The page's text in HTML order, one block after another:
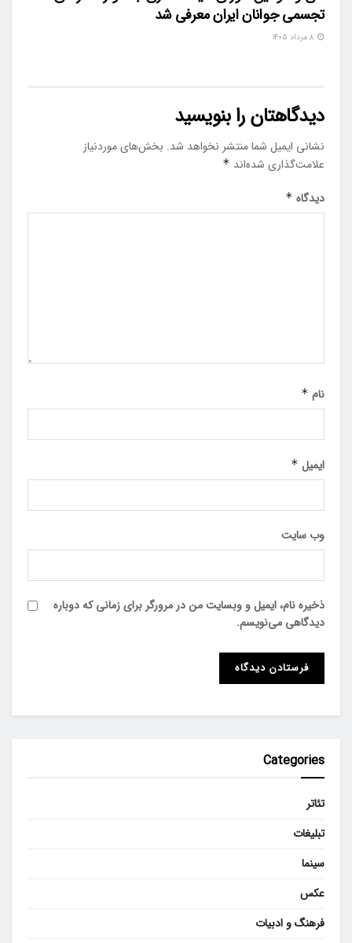
تجسمی جوانان ایران معرفی شد
دیدگاهتان را بنویسید
نشانی ایمیل شما منتشر نخواهد شد. بخش‌های موردنیاز
علامت‌گذاری شده‌اند *
دیدگاه *
نام *
ایمیل *
وب‌ سایت
ذخیره نام، ایمیل و وبسایت من در مرورگر برای زمانی که دوباره
دیدگاهی می‌نویسم.
Categories
تئاتر
تبلیغات
سینما
عکس
فرهنگ و ادبیات